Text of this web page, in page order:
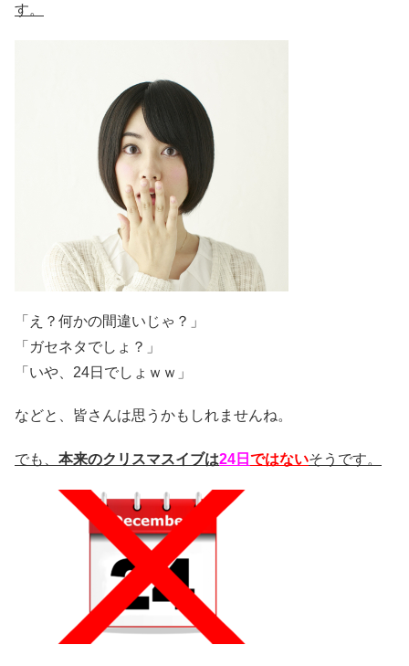
す。
「え？何かの間違いじゃ？」
「ガセネタでしょ？」
「いや、24日でしょｗｗ」
などと、皆さんは思うかもしれませんね。
でも、 本来のクリスマスイブは24日 ではないそうです。